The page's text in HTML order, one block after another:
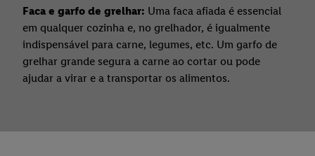
Faca e garfo de grelhar: Uma faca afiada é essencial
em qualquer cozinha e, no grelhador, é igualmente
indispensável para carne, legumes, etc. Um garfo de
grelhar grande segura a carne ao cortar ou pode
ajudar a virar e a transportar os alimentos.